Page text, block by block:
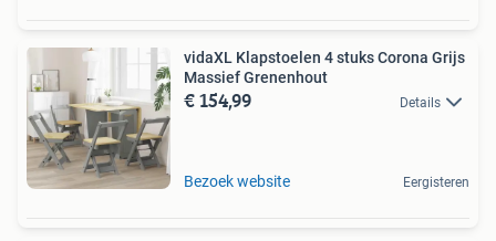
vidaXL Klapstoelen 4 stuks Corona Grijs
Massief Grenenhout
€ 154,99 Details
Bezoek website Eergisteren